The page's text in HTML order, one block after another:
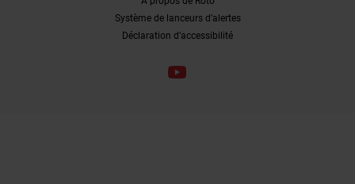
Système de lanceurs d’alertes
Déclaration d’accessibilité